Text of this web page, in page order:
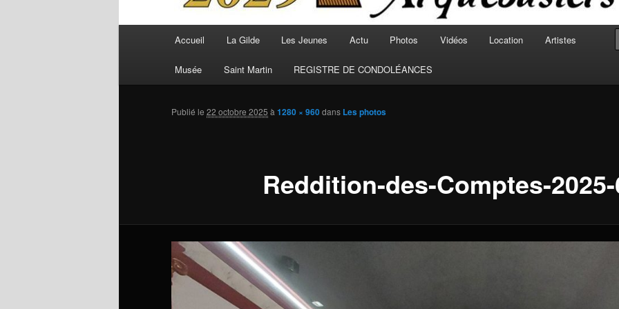
Accueil La Gilde Les Jeunes Actu Photos Vidéos Location Artistes
Musée Saint Martin REGISTRE DE CONDOLÉANCES
Reddition-des-Comptes-
Publié le 22 octobre 2025 à 1280 × 960dans Les photos